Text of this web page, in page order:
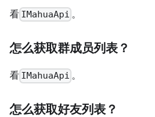
看 IMahuaApi 。
怎么获取群成员列表？
看 IMahuaApi 。
怎么获取好友列表？